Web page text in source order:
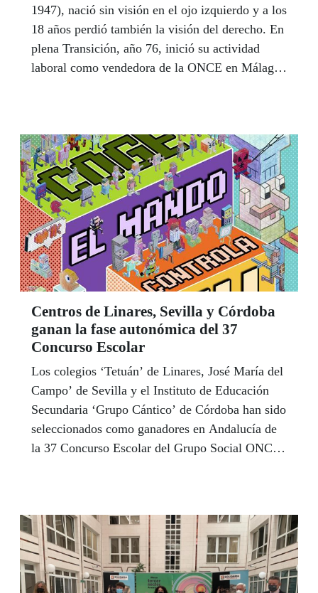
1947), nació sin visión en el ojo izquierdo y a los
18 años perdió también la visión del derecho. En
plena Transición, año 76, inició su actividad
laboral como vendedora de la ONCE en Málaga.
barrera en su vida, adaptarse a sus implantes
cocleares para mitigar su sordera total. Ha sido
una activista del sindicalismo, siempre rebelde,
siempre combativa, una mujer tan apasionada de
la política como decepcionada de los políticos.
Puro coraje. | LUIS GRESA
Centros de Linares, Sevilla y Córdoba
ganan la fase autonómica del 37
Concurso Escolar
Los colegios ‘Tetuán’ de Linares, José María del
Campo’ de Sevilla y el Instituto de Educación
Secundaria ‘Grupo Cántico’ de Córdoba han sido
seleccionados como ganadores en Andalucía de
la 37 Concurso Escolar del Grupo Social ONCE
nuevas tecnologías y no un abuso que puede
conllevar riesgos y consecuencias no deseadas.
En esta edición han participado 35653 escolares
de 359 centros educativos de Andalucía, bajo la